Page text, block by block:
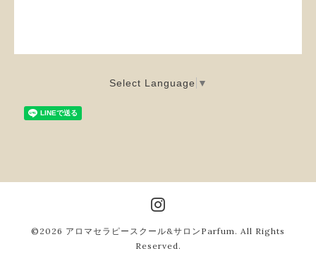
Select Language ▼
©2026 アロマセラピースクール&サロンParfum . All Rights
Reserved.